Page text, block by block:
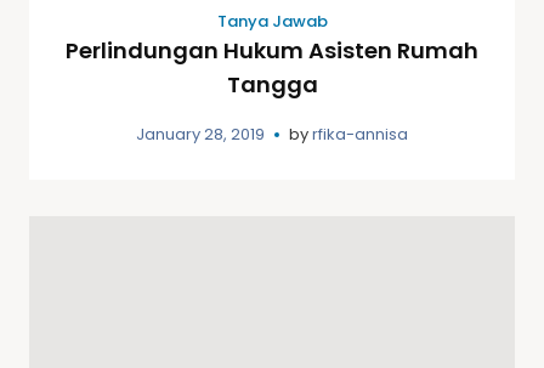
Tanya Jawab
Perlindungan Hukum Asisten Rumah
Tangga
January 28, 2019 byrfika-annisa